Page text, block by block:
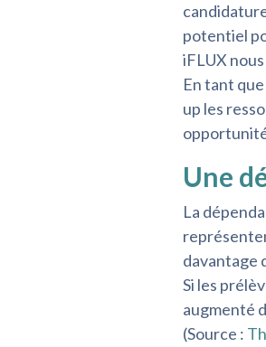
potentiel
iFLUX
En tant
up les
Une
La
davantage
Si les
augmenté
(Source :